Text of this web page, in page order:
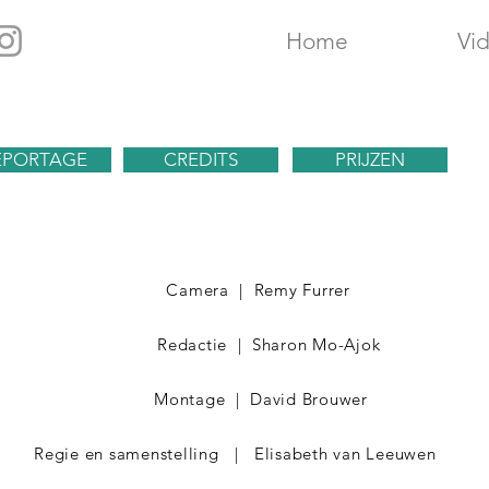
Home
CREDITS PRIJZEN
Camera | Remy Furrer
Redactie | Sharon Mo-Ajok
Montage | David Brouwer
Regie en samenstelling | Elisabeth van